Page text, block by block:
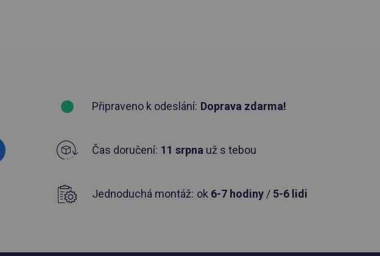
Připraveno k odeslání: Doprava zdarma!
Čas doručení: 11 srpna už s tebou
Jednoduchá montáž: ok 6-7 hodiny/ 5-6 lidi